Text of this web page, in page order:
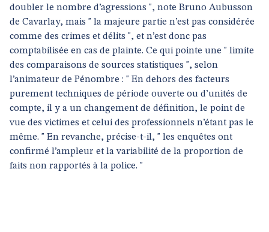
doubler le nombre d’agressions ", note Bruno Aubusson
de Cavarlay, mais " la majeure partie n’est pas considérée
comme des crimes et délits ", et n’est donc pas
comptabilisée en cas de plainte. Ce qui pointe une " limite
des comparaisons de sources statistiques ", selon
l’animateur de Pénombre : " En dehors des facteurs
purement techniques de période ouverte ou d’unités de
compte, il y a un changement de définition, le point de
vue des victimes et celui des professionnels n’étant pas le
même. " En revanche, précise-t-il, " les enquêtes ont
confirmé l’ampleur et la variabilité de la proportion de
faits non rapportés à la police. "